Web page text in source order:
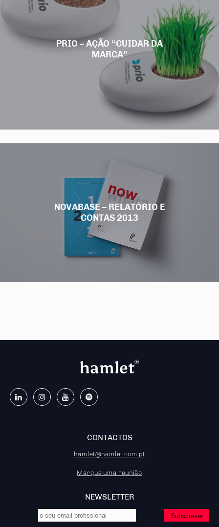
PRIO – AÇÃO “CUIDAR DA
MARCA”
NOVABASE – RELATÓRIO E
CONTAS 2013
CONTACTOS
hamlet@hamlet.com.pt
Marque uma reunião
NEWSLETTER